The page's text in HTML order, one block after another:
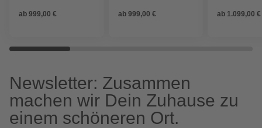
ab 999,00 € ab 999,00 € ab 1.099,00 €
Newsletter: Zusammen
machen wir Dein Zuhause zu
einem schöneren Ort.